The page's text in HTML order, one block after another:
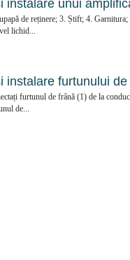
instalare unui
de reținere; 3. Știft; 4.
lichid...
instalare furtunului
furtunul de frână (1) de la
de...